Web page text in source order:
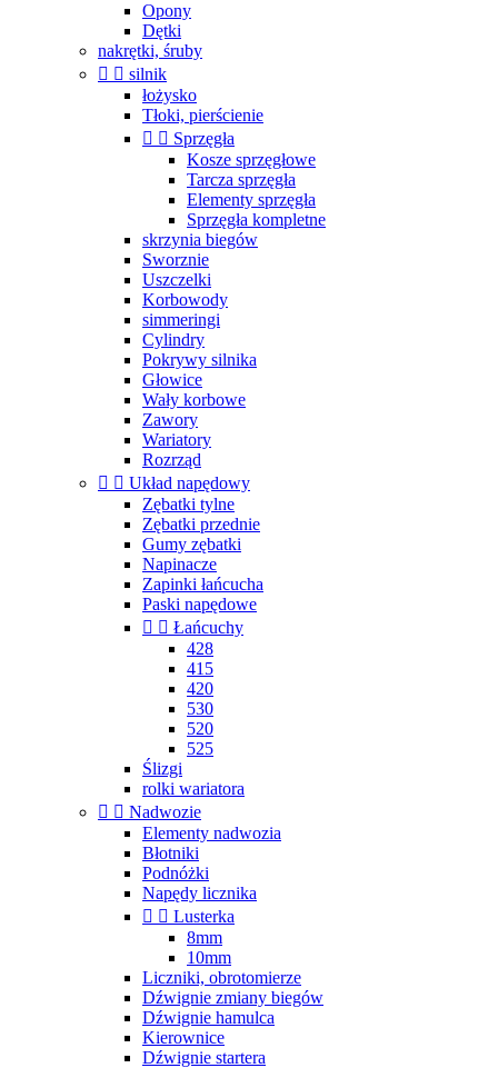
Opony
Dętki
nakrętki, śruby
  silnik
łożysko
Tłoki, pierścienie
  Sprzęgła
Kosze sprzęgłowe
Tarcza sprzęgła
Elementy sprzęgła
Sprzęgła kompletne
skrzynia biegów
Sworznie
Uszczelki
Korbowody
simmeringi
Cylindry
Pokrywy silnika
Głowice
Wały korbowe
Zawory
Wariatory
Rozrząd
  Układ napędowy
Zębatki tylne
Zębatki przednie
Gumy zębatki
Napinacze
Zapinki łańcucha
Paski napędowe
  Łańcuchy
428
415
420
530
520
525
Ślizgi
rolki wariatora
  Nadwozie
Elementy nadwozia
Błotniki
Podnóżki
Napędy licznika
  Lusterka
8mm
10mm
Liczniki, obrotomierze
Dźwignie zmiany biegów
Dźwignie hamulca
Kierownice
Dźwignie startera